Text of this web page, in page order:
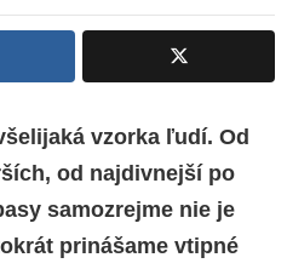
vzorka ľudí. Od
od najdivnejší po
samozrejme nie je
prinášame vtipné